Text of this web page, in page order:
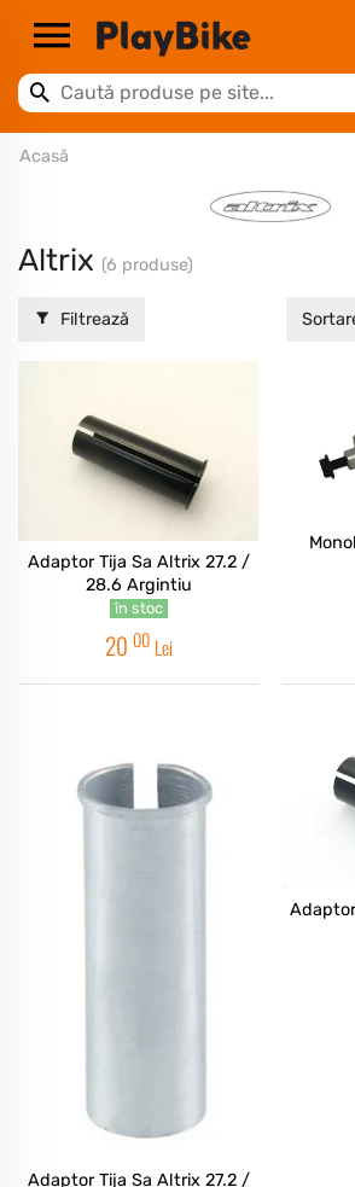
Acasă
Altrix (6 produse)
Filtrează
Adaptor Tija Sa Altrix 27.2 /
28.6 Argintiu
în stoc
20 00 Lei
Adaptor Tija Sa Altrix 27.2 /
Adaptor